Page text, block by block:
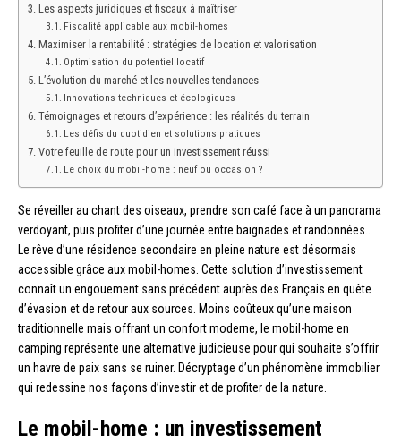
Les aspects juridiques et fiscaux à maîtriser
Fiscalité applicable aux mobil-homes
Maximiser la rentabilité : stratégies de location et valorisation
Optimisation du potentiel locatif
L’évolution du marché et les nouvelles tendances
Innovations techniques et écologiques
Témoignages et retours d’expérience : les réalités du terrain
Les défis du quotidien et solutions pratiques
Votre feuille de route pour un investissement réussi
Le choix du mobil-home : neuf ou occasion ?
Se réveiller au chant des oiseaux, prendre son café face à un panorama
verdoyant, puis profiter d’une journée entre baignades et randonnées…
Le rêve d’une résidence secondaire en pleine nature est désormais
accessible grâce aux mobil-homes. Cette solution d’investissement
connaît un engouement sans précédent auprès des Français en quête
d’évasion et de retour aux sources. Moins coûteux qu’une maison
traditionnelle mais offrant un confort moderne, le mobil-home en
camping représente une alternative judicieuse pour qui souhaite s’offrir
un havre de paix sans se ruiner. Décryptage d’un phénomène immobilier
qui redessine nos façons d’investir et de profiter de la nature.
Le mobil-home : un investissement